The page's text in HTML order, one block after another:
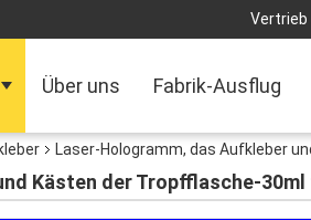
Vertrieb
Über uns Fabrik-Ausflug
Laser-Hologramm, das Aufkleber
Kästen der Tropfflasche-